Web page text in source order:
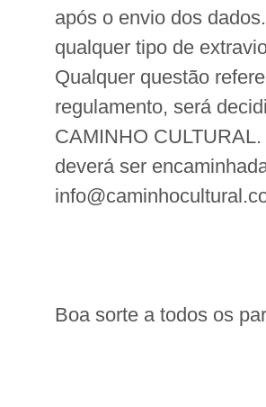
após o envio dos
qualquer tipo de
Qualquer questão
regulamento, será
CAMINHO
deverá ser
Boa sorte a todos os